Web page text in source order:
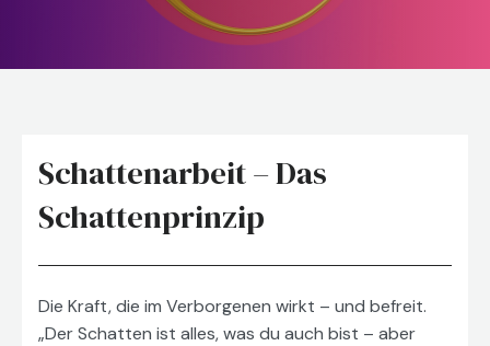
Schattenarbeit – Das
Schattenprinzip
Die Kraft, die im Verborgenen wirkt – und befreit.
„Der Schatten ist alles, was du auch bist – aber